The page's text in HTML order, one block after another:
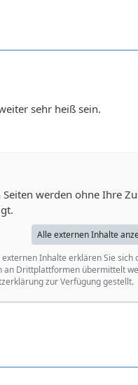
sehr heiß sein.
werden ohne Ihre
Alle externen Inhalte
Inhalte erklären Sie sich
an Drittplattformen übermittelt
zur Verfügung gestellt.